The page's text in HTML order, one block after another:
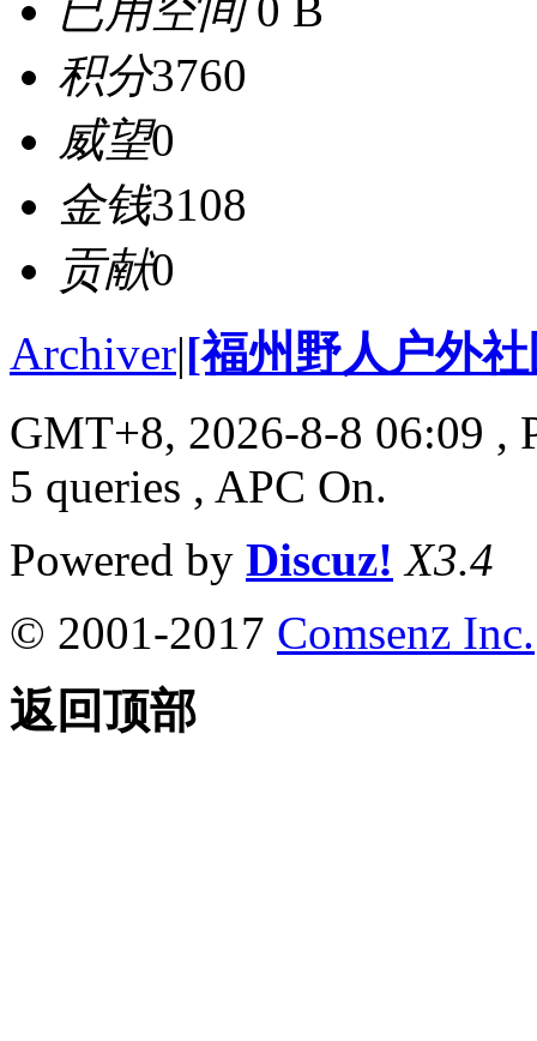
积分3760
威望0
金钱3108
贡献0
Archiver|[福州野人户外
GMT+8, 2026-8-8 06:09 ,
5 queries , APC On.
Powered by Discuz! X3.4
© 2001-2017 Comsenz Inc.
返回顶部